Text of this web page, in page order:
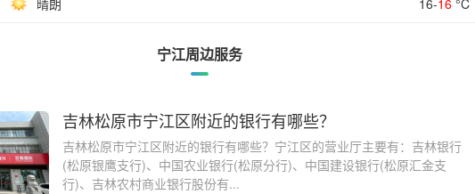
晴朗 16-16 °C
宁江周边服务
吉林松原市宁江区附近的银行有哪些？
吉林松原市宁江区附近的银行有哪些？宁江区的营业厅主要有：吉林银行
(松原银鹰支行)、中国农业银行(松原分行)、中国建设银行(松原汇金支
行)、吉林农村商业银行股份有...